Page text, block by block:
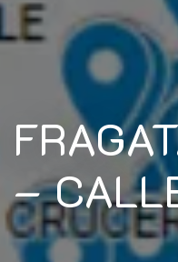
–